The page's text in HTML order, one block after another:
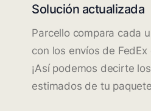
Solución actualizada
Parcello compara cada
con los envíos de
¡Así podemos decirte
estimados de tu